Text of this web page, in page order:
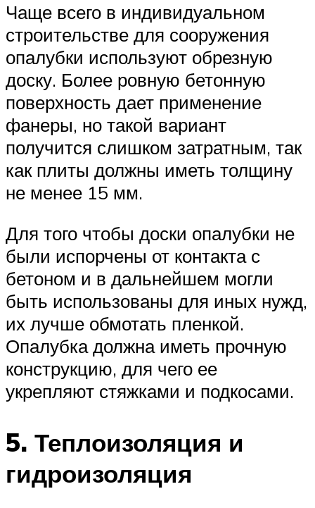
Чаще всего в индивидуальном
строительстве для сооружения
опалубки используют обрезную
доску. Более ровную бетонную
поверхность дает применение
фанеры, но такой вариант
получится слишком затратным, так
как плиты должны иметь толщину
не менее 15 мм.
Для того чтобы доски опалубки не
были испорчены от контакта с
бетоном и в дальнейшем могли
быть использованы для иных нужд,
их лучше обмотать пленкой.
Опалубка должна иметь прочную
конструкцию, для чего ее
укрепляют стяжками и подкосами.
5. Теплоизоляция и
гидроизоляция